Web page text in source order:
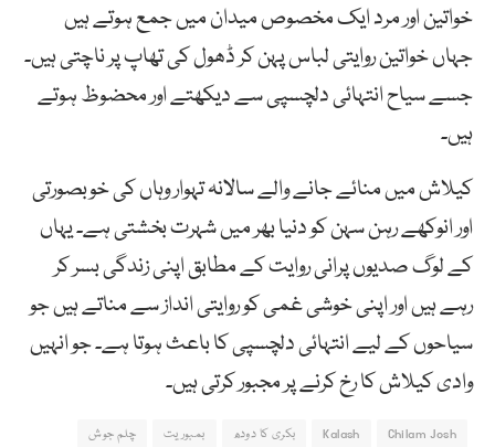
خواتین اور مرد ایک مخصوص میدان میں جمع ہوتے ہیں
جہاں خواتین روایتی لباس پہن کر ڈھول کی تھاپ پر ناچتی ہیں۔
جسے سیاح انتہائی دلچسپی سے دیکھتے اور محضوظ ہوتے
ہیں۔
کیلاش میں منائے جانے والے سالانہ تہوار وہاں کی خوبصورتی
اور انوکھے رہن سہن کو دنیا بھر میں شہرت بخشتی ہے۔ یہاں
کے لوگ صدیوں پرانی روایت کے مطابق اپنی زندگی بسر کر
رہے ہیں اور اپنی خوشی غمی کو روایتی انداز سے مناتے ہیں جو
سیاحوں کے لیے انتہائی دلچسپی کا باعث ہوتا ہے۔ جو انہیں
وادی کیلاش کا رخ کرنے پر مجبور کرتی ہیں۔
Chilam Josh
Kalash بکری کا دودھ بمبوریت
چلم جوش